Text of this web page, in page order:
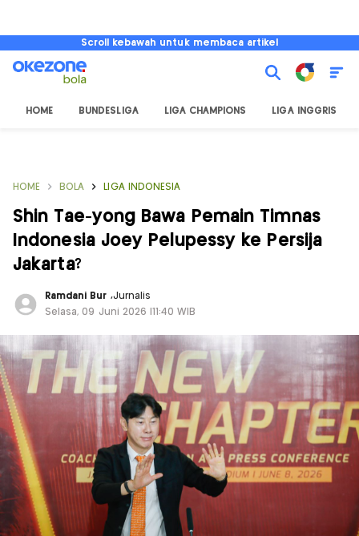
Scroll kebawah untuk membaca artikel
HOME BUNDESLIGA LIGA CHAMPIONS LIGA INGGRIS
HOME BOLA LIGA INDONESIA
Shin Tae-yong Bawa Pemain Timnas
Indonesia Joey Pelupessy ke Persija
Jakarta?
Ramdani Bur ,Jurnalis
Selasa, 09 Juni 2026 |11:40 WIB